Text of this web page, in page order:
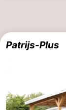
Patrijs-Plus